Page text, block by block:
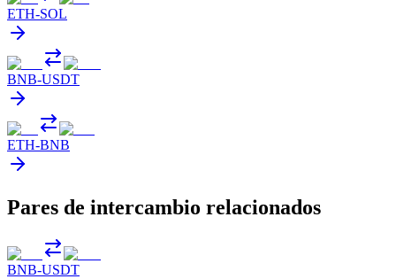
ETH-SOL
BNB-USDT
ETH-BNB
Pares de intercambio relacionados
BNB-USDT